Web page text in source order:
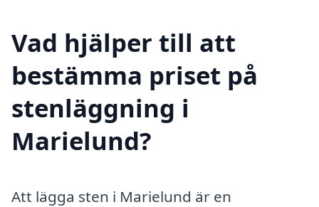
Vad hjälper till att
bestämma priset på
stenläggning i
Marielund?
Att lägga sten i Marielund är en